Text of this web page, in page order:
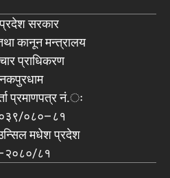
सरकार
कानून मन्त्रालय
प्राधिकरण
प्रमाणपत्र नं.ः
०८०–८१
मधेश प्रदेश
८१